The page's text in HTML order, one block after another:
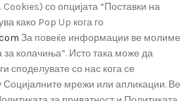
со опцијата “Поставки на
како Pop Up кога го
За повеќе информации ве молиме
за колачиња”. Исто така може да
споделувате со нас кога се
Социјалните мрежи или апликации. Ве